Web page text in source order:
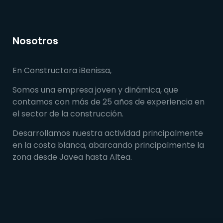
Nosotros
En Constructora iBenissa,
Somos una empresa joven y dinámica, que
contamos con más de 25 años de experiencia en
el sector de la construcción.
Desarrollamos nuestra actividad principalmente
en la costa blanca, abarcando principalmente la
zona desde Javea hasta Altea.